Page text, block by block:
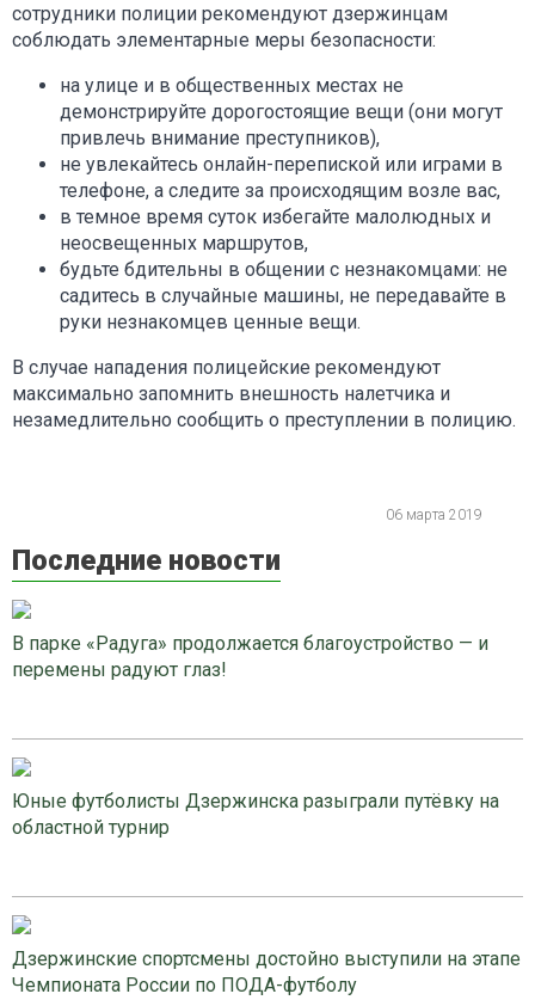
сотрудники полиции рекомендуют дзержинцам
соблюдать элементарные меры безопасности:
на улице и в общественных местах не
демонстрируйте дорогостоящие вещи (они могут
привлечь внимание преступников),
не увлекайтесь онлайн-перепиской или играми в
телефоне, а следите за происходящим возле вас,
в темное время суток избегайте малолюдных и
неосвещенных маршрутов,
будьте бдительны в общении с незнакомцами: не
садитесь в случайные машины, не передавайте в
руки незнакомцев ценные вещи.
В случае нападения полицейские рекомендуют
максимально запомнить внешность налетчика и
незамедлительно сообщить о преступлении в полицию.
06 марта 2019
Последние новости
В парке «Радуга» продолжается благоустройство — и
перемены радуют глаз!
Юные футболисты Дзержинска разыграли путёвку на
областной турнир
Дзержинские спортсмены достойно выступили на этапе
Чемпионата России по ПОДА-футболу